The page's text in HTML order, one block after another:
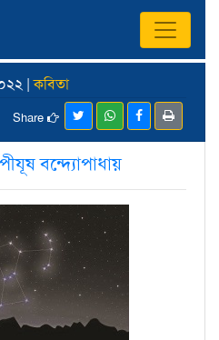
|কবিতা
Share
পীযূষ বন্দ্যোপাধায়